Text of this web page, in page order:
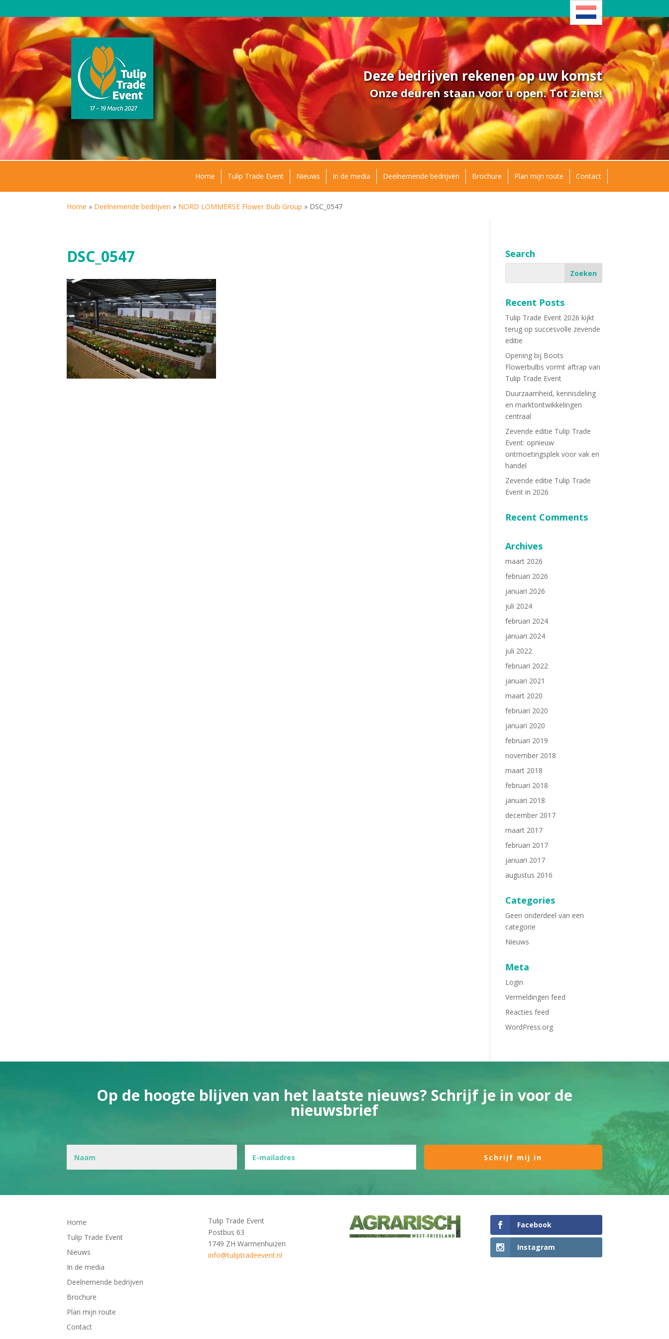
Deze bedrijven rekenen op uw komst
Onze deuren staan voor u open. Tot ziens!
Home Tulip Trade Event Nieuws In de media Deelnemende bedrijven Brochure Plan mijn route Contact
Home » Deelnemende bedrijven » NORD LOMMERSE Flower Bulb Group » DSC_0547
DSC_0547 Search
Recent Posts
Tulip Trade Event 2026 kijkt
terug op succesvolle zevende
editie
Opening bij Boots
Flowerbulbs vormt aftrap van
Tulip Trade Event
Duurzaamheid, kennisdeling
en marktontwikkelingen
centraal
Zevende editie Tulip Trade
Event: opnieuw
ontmoetingsplek voor vak en
handel
Zevende editie Tulip Trade
Event in 2026
Recent Comments
Archives
maart 2026
februari 2026
januari 2026
juli 2024
februari 2024
januari 2024
juli 2022
februari 2022
januari 2021
maart 2020
februari 2020
januari 2020
februari 2019
november 2018
maart 2018
februari 2018
januari 2018
december 2017
maart 2017
februari 2017
januari 2017
augustus 2016
Categories
Geen onderdeel van een
categorie
Nieuws
Meta
Login
Vermeldingen feed
Reacties feed
WordPress.org
Op de hoogte blijven van het laatste nieuws? Schrijf je in voor de
nieuwsbrief
Home
Tulip Trade Event
Nieuws
In de media
Deelnemende bedrijven
Brochure
Plan mijn route
Contact
Tulip Trade Event
Postbus 63
1749 ZH Warmenhuizen
info@tuliptradeevent.nl
Facebook
Instagram